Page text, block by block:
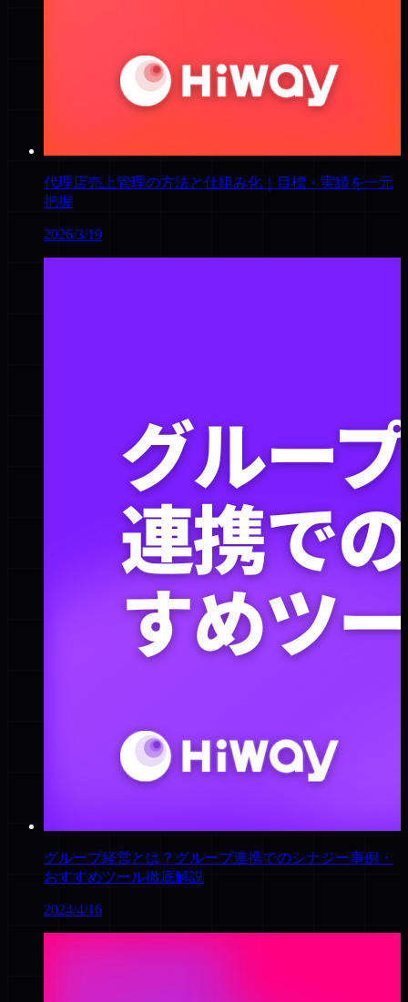
代理店売上管理の方法と仕組み化｜目標・実績を一元
把握
2026/3/19
グループ経営とは？グループ連携でのシナジー事例・
おすすめツール徹底解説
2024/4/16